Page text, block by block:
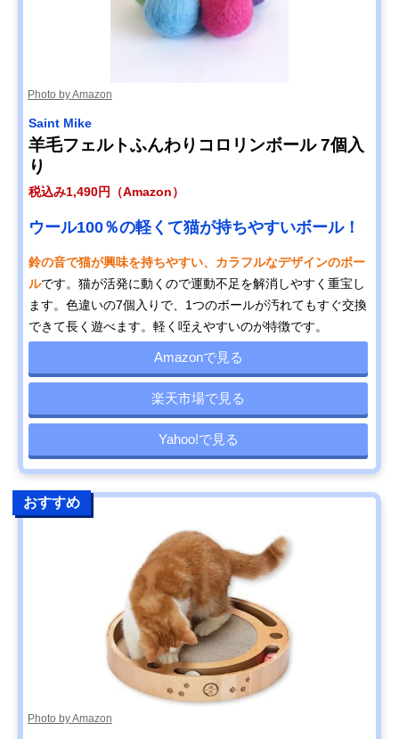
Photo by Amazon
Saint Mike
羊毛フェルトふんわりコロリンボール 7個入
り
税込み1,490円（Amazon）
ウール100％の軽くて猫が持ちやすいボール！
鈴の音で猫が興味を持ちやすい、カラフルなデザインのボー
ルです。猫が活発に動くので運動不足を解消しやすく重宝し
ます。色違いの7個入りで、1つのボールが汚れてもすぐ交換
できて長く遊べます。軽く咥えやすいのが特徴です。
Amazonで見る
楽天市場で見る
Yahoo!で見る
おすすめ
Photo by Amazon